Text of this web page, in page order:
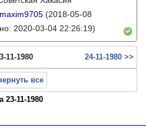
maxim9705 (2018-05-08
2020-03-04 22:26:19)
11-1980 24-11-1980 >>
все
23-11-1980